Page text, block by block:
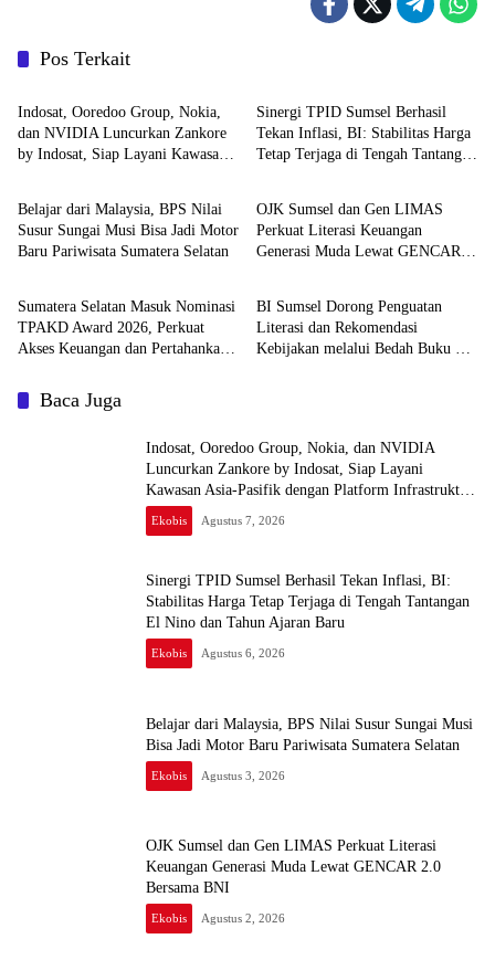
Pos Terkait
Ekobis
Indosat, Ooredoo Group, Nokia,
dan NVIDIA Luncurkan Zankore
by Indosat, Siap Layani Kawasan
Sinergi TPID Sumsel Berhasil
Tekan Inflasi, BI: Stabilitas Harga
Tetap Terjaga di Tengah Tantangan
Ekobis
Belajar dari Malaysia, BPS Nilai
Susur Sungai Musi Bisa Jadi Motor
Baru Pariwisata Sumatera Selatan
Ekobis
OJK Sumsel dan Gen LIMAS
Perkuat Literasi Keuangan
Generasi Muda Lewat GENCAR
Ekobis
Sumatera Selatan Masuk Nominasi
TPAKD Award 2026, Perkuat
Akses Keuangan dan Pertahankan
Ekobis
BI Sumsel Dorong Penguatan
Literasi dan Rekomendasi
Kebijakan melalui Bedah Buku dan
Baca Juga
Indosat, Ooredoo Group, Nokia, dan NVIDIA
Luncurkan Zankore by Indosat, Siap Layani
Kawasan Asia-Pasifik dengan Platform Infrastruktur
AI Terintegerasi
Ekobis Agustus 7, 2026
Sinergi TPID Sumsel Berhasil Tekan Inflasi, BI:
Stabilitas Harga Tetap Terjaga di Tengah Tantangan
El Nino dan Tahun Ajaran Baru
Ekobis Agustus 6, 2026
Belajar dari Malaysia, BPS Nilai Susur Sungai Musi
Bisa Jadi Motor Baru Pariwisata Sumatera Selatan
Ekobis Agustus 3, 2026
OJK Sumsel dan Gen LIMAS Perkuat Literasi
Keuangan Generasi Muda Lewat GENCAR 2.0
Bersama BNI
Ekobis Agustus 2, 2026